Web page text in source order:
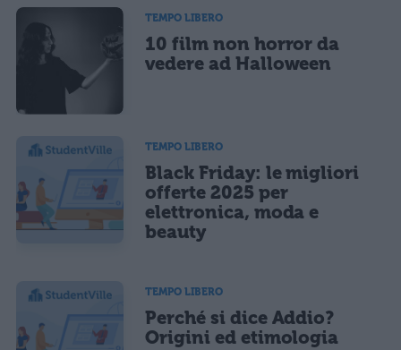
TEMPO LIBERO
10 film non horror da
vedere ad Halloween
TEMPO LIBERO
Black Friday: le migliori
offerte 2025 per
elettronica, moda e
beauty
TEMPO LIBERO
Perché si dice Addio?
Origini ed etimologia